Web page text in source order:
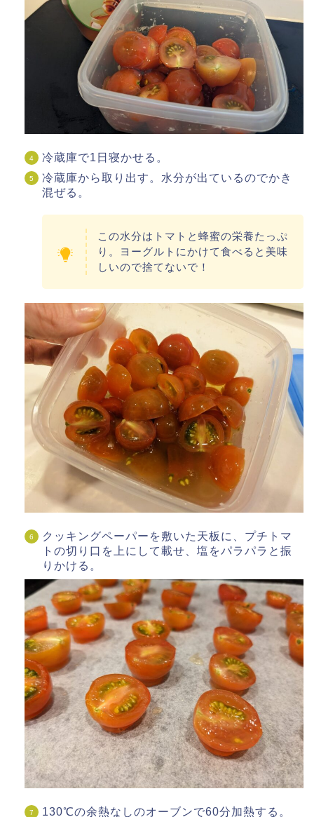
冷蔵庫で1日寝かせる。
冷蔵庫から取り出す。水分が出ているのでかき
混ぜる。
この水分はトマトと蜂蜜の栄養たっぷ
り。ヨーグルトにかけて食べると美味
しいので捨てないで！
クッキングペーパーを敷いた天板に、プチトマ
トの切り口を上にして載せ、塩をパラパラと振
りかける。
130℃の余熱なしのオーブンで60分加熱する。